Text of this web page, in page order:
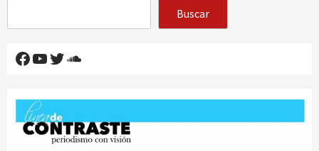
Buscar
Facebook
YouTube
Twitter
SoundCloud